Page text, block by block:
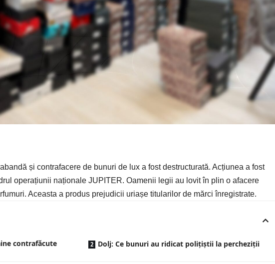
și contrafacere de bunuri de lux a fost destructurată. Acțiunea a fost
operațiunii naționale JUPITER. Oamenii legii au lovit în plin o afacere
Aceasta a produs prejudicii uriașe titularilor de mărci înregistrate.
contrafăcute Dolj: Ce bunuri au ridicat polițiștii la percheziții